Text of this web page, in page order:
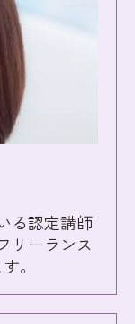
る認定講師
リーランス
。